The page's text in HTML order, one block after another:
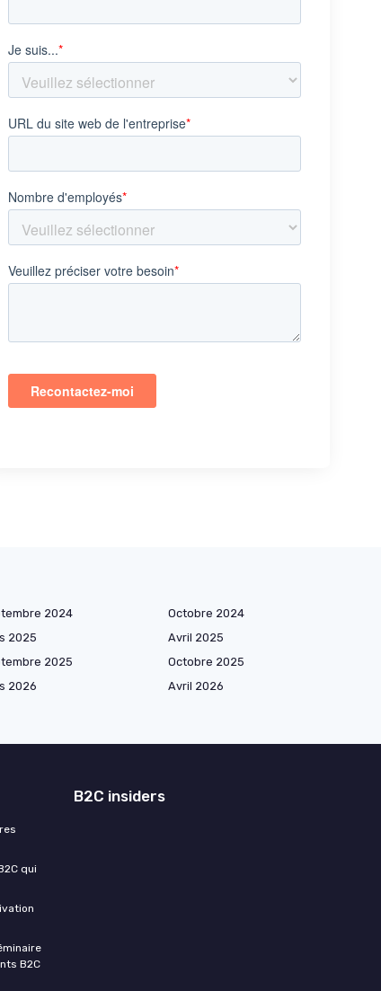
2024
Octobre 2024
2025
Avril 2025
2025
Octobre 2025
2026
Avril 2026
qui
B2C
B2C insiders